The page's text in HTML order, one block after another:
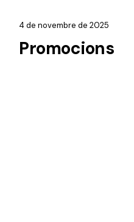
4 de novembre de 2025
Promocions